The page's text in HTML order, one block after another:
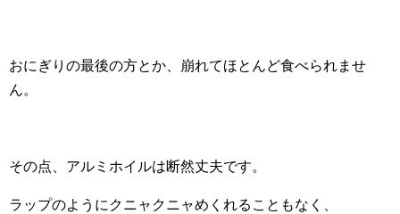
おにぎりの最後の方とか、崩れてほとんど食べられませ
ん。
その点、アルミホイルは断然丈夫です。
ラップのようにクニャクニャめくれることもなく、